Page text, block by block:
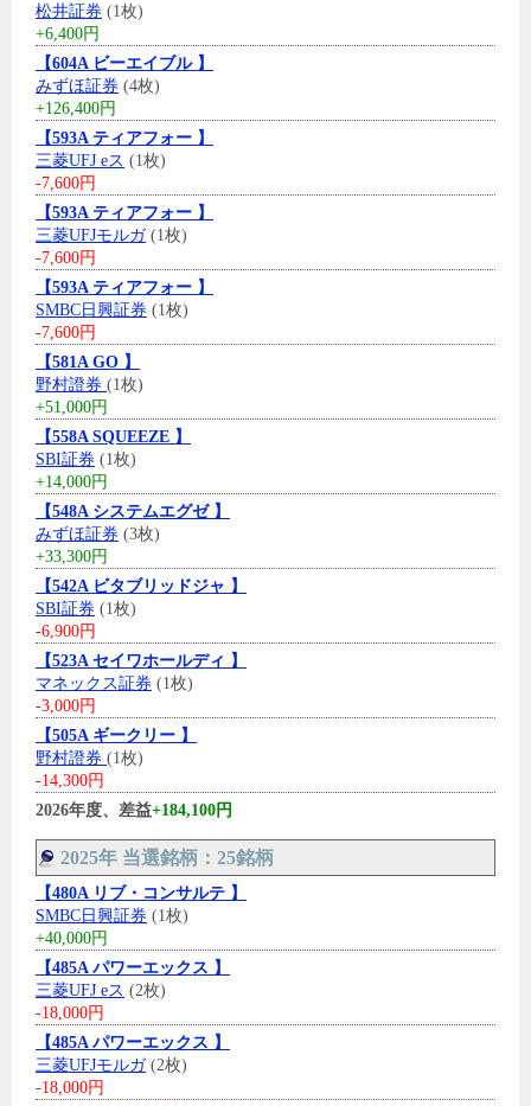
松井証券 (1枚)
+6,400円
【604A ビーエイブル 】
みずほ証券 (4枚)
+126,400円
【593A ティアフォー 】
三菱UFJ eス (1枚)
-7,600円
【593A ティアフォー 】
三菱UFJモルガ(1枚)
-7,600円
【593A ティアフォー 】
SMBC日興証券 (1枚)
-7,600円
【581A GO 】
野村證券 (1枚)
+51,000円
【558A SQUEEZE 】
SBI証券 (1枚)
+14,000円
【548A システムエグゼ 】
みずほ証券 (3枚)
+33,300円
【542A ビタブリッドジャ 】
SBI証券 (1枚)
-6,900円
【523A セイワホールディ 】
マネックス証券 (1枚)
-3,000円
【505A ギークリー 】
野村證券 (1枚)
-14,300円
2026年度、差益+184,100円
2025年 当選銘柄：25銘柄
【480A リブ・コンサルテ 】
SMBC日興証券 (1枚)
+40,000円
【485A パワーエックス 】
三菱UFJ eス (2枚)
-18,000円
【485A パワーエックス 】
三菱UFJモルガ(2枚)
-18,000円